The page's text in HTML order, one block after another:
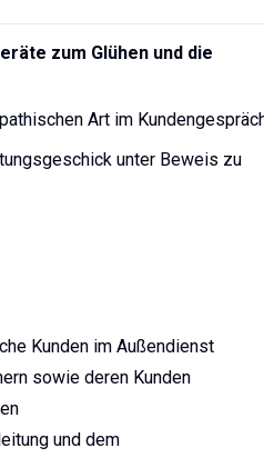
zum Glühen und die
Art im
unter Beweis zu
Kunden im Außendienst
sowie deren Kunden
und dem